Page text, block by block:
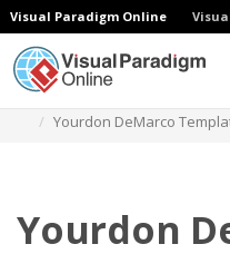
Visual Paradigm Online
Yourdon DeMarco
Yourdon